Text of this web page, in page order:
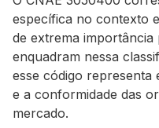
específica no contexto
de extrema importância
enquadram nessa
esse código representa
e a conformidade das
mercado.